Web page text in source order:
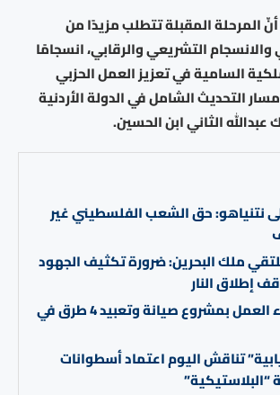
المرحلة المقبلة تتطلب مزيدًا من
والانسجام التشريعي والرقابي، انسجامًا
السامية في تعزيز العمل الحزبي
التحديث الشامل في الدولة الأردنية
عبدالله الثاني ابن الحسين.
نتنياهو: حق الشعب الفلسطيني غير
ملك البحرين: ضرورة تكثيف الجهود
إطلاق النار
الأشغال: بدء العمل بمشروع صيانة وتعبيد 4 طرق في
تناقش اليوم اعتماد أسطوانات
“البلاستيكية”